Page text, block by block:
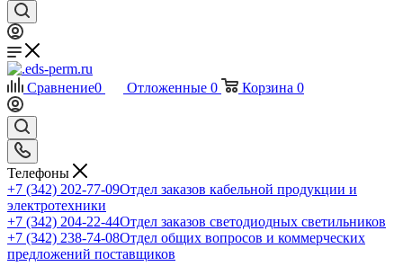
Сравнение0 Отложенные 0 Корзина 0
Телефоны
+7 (342) 202-77-09Отдел заказов кабельной продукции и
электротехники
+7 (342) 204-22-44Отдел заказов светодиодных светильников
+7 (342) 238-74-08Отдел общих вопросов и коммерческих
предложений поставщиков